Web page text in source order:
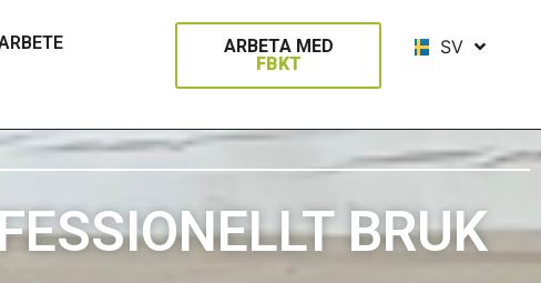
ARBETA MED
FBKT
SV
DA
BRUK